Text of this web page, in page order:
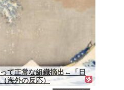
て正常な組織摘出←「日
海外の反応）